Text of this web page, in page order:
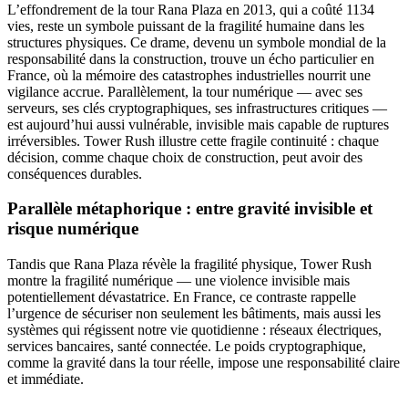
L’effondrement de la tour Rana Plaza en 2013, qui a coûté 1134
vies, reste un symbole puissant de la fragilité humaine dans les
structures physiques. Ce drame, devenu un symbole mondial de la
responsabilité dans la construction, trouve un écho particulier en
France, où la mémoire des catastrophes industrielles nourrit une
vigilance accrue. Parallèlement, la tour numérique — avec ses
serveurs, ses clés cryptographiques, ses infrastructures critiques —
est aujourd’hui aussi vulnérable, invisible mais capable de ruptures
irréversibles. Tower Rush illustre cette fragile continuité : chaque
décision, comme chaque choix de construction, peut avoir des
conséquences durables.
Parallèle métaphorique : entre gravité invisible et
risque numérique
Tandis que Rana Plaza révèle la fragilité physique, Tower Rush
montre la fragilité numérique — une violence invisible mais
potentiellement dévastatrice. En France, ce contraste rappelle
l’urgence de sécuriser non seulement les bâtiments, mais aussi les
systèmes qui régissent notre vie quotidienne : réseaux électriques,
services bancaires, santé connectée. Le poids cryptographique,
comme la gravité dans la tour réelle, impose une responsabilité claire
et immédiate.